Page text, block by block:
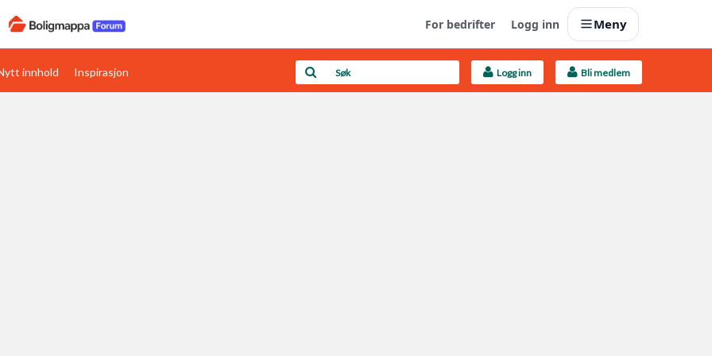
For bedrifter Logg inn Meny
Boligens papirer Last opp selv
innhold Inspirasjon Logg inn Bli medlem